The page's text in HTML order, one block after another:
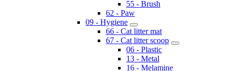
55 - Brush
62 - Paw
09 - Hygiene
66 - Cat litter mat
67 - Cat litter scoop
06 - Plastic
13 - Metal
16 - Melamine